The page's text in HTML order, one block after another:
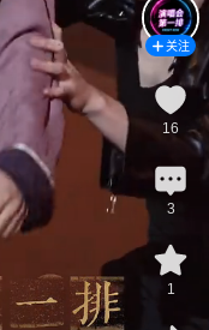
关注
16
3
1